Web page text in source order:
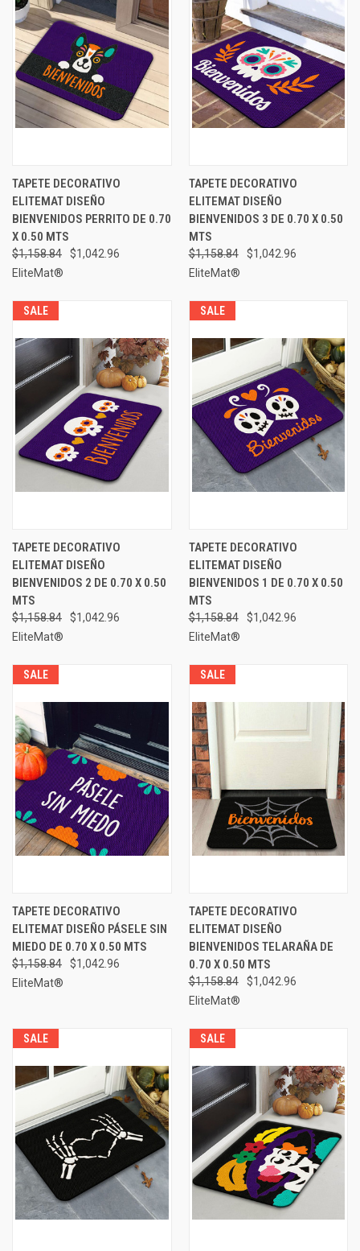
TAPETE DECORATIVO
ELITEMAT DISEÑO
BIENVENIDOS PERRITO DE 0.70
X 0.50 MTS
$1,158.84
$1,042.96
EliteMat®
TAPETE DECORATIVO
ELITEMAT DISEÑO
BIENVENIDOS 3 DE 0.70 X 0.50
MTS
$1,158.84
$1,042.96
EliteMat®
SALE
TAPETE DECORATIVO
ELITEMAT DISEÑO
BIENVENIDOS 2 DE 0.70 X 0.50
MTS
$1,158.84
$1,042.96
EliteMat®
SALE
TAPETE DECORATIVO
ELITEMAT DISEÑO
BIENVENIDOS 1 DE 0.70 X 0.50
MTS
$1,158.84
$1,042.96
EliteMat®
SALE
TAPETE DECORATIVO
ELITEMAT DISEÑO PÁSELE SIN
MIEDO DE 0.70 X 0.50 MTS
$1,158.84
$1,042.96
EliteMat®
SALE
TAPETE DECORATIVO
ELITEMAT DISEÑO
BIENVENIDOS TELARAÑA DE
0.70 X 0.50 MTS
$1,158.84
$1,042.96
EliteMat®
SALE SALE